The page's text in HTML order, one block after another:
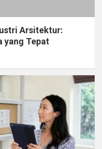
Arsitektur:
yang Tepat